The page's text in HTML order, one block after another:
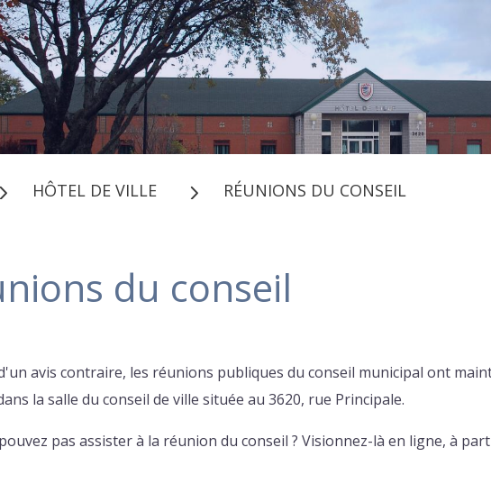
HÔTEL DE VILLE RÉUNIONS DU CONSEIL
du conseil
avis contraire, les réunions publiques du conseil municipal ont
la salle du conseil de ville située au 3620, rue Principale.
pas assister à la réunion du conseil ? Visionnez-là en ligne, à